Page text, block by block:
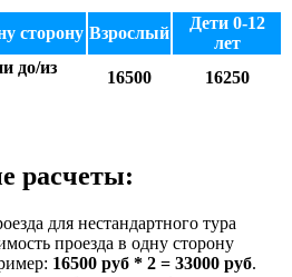
сторону Взрослый
Дети 0-12
лет
до/из
16500 16250
расчеты:
для нестандартного тура
проезда в одну сторону
16500 руб * 2 = 33000 руб.